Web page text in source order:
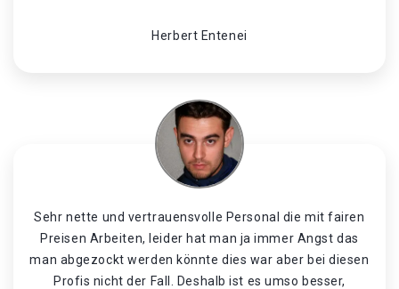
Herbert Entenei
Sehr nette und vertrauensvolle Personal die mit fairen
Preisen Arbeiten, leider hat man ja immer Angst das
man abgezockt werden könnte dies war aber bei diesen
Profis nicht der Fall. Deshalb ist es umso besser,